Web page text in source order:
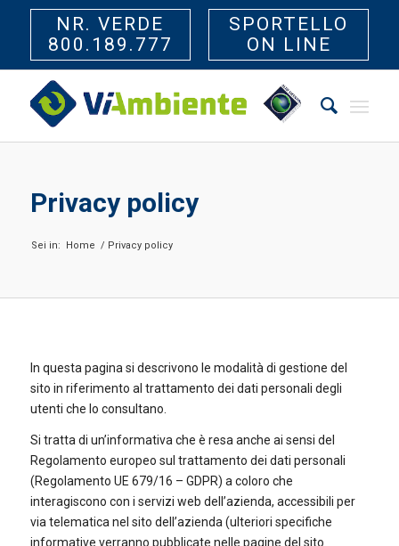
NR. VERDE
800.189.777
SPORTELLO
ON LINE
Privacy policy
Sei in: Home / Privacy policy
In questa pagina si descrivono le modalità di gestione del
sito in riferimento al trattamento dei dati personali degli
utenti che lo consultano.
Si tratta di un’informativa che è resa anche ai sensi del
Regolamento europeo sul trattamento dei dati personali
(Regolamento UE 679/16 – GDPR) a coloro che
interagiscono con i servizi web dell’azienda, accessibili per
via telematica nel sito dell’azienda (ulteriori specifiche
informative verranno pubblicate nelle pagine del sito